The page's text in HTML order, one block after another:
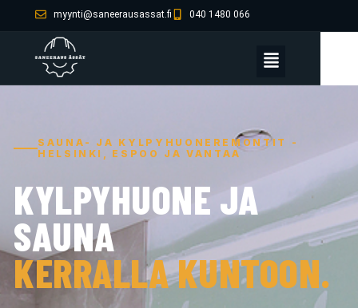
myynti@saneerausassat.fi 040 1480 066
SAUNA- JA KYLPYHUONEREMONTIT -
HELSINKI, ESPOO JA VANTAA
KYLPYHUONE JA
SAUNA
KERRALLA KUNTOON.